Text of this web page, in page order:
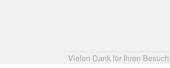
Vielen Dank für Ihren Besuch